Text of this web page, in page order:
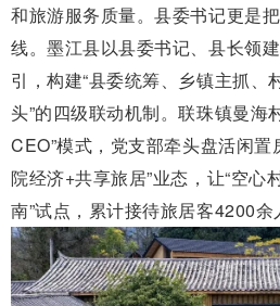
和旅游服务质量。县委书记更是
线。墨江县以县委书记、县长领
引，构建“县委统筹、乡镇主抓、
头”的四级联动机制。联珠镇曼海
CEO”模式，党支部牵头盘活闲置
院经济+共享旅居”业态，让“空心
南”试点，累计接待旅居客4200余